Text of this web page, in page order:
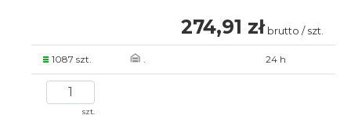
274,91 zł brutto / szt.
1087 szt. . 24 h
szt.